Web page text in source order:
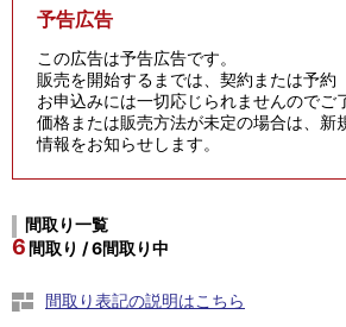
予告広告
この広告は予告広告です。
販売を開始するまでは、契約または予約
お申込みには一切応じられませんのでご
価格または販売方法が未定の場合は、新
情報をお知らせします。
間取り一覧
6 間取り / 6間取り中
間取り表記の説明はこちら